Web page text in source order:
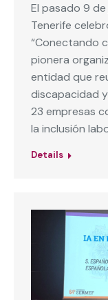
El pasado 9
Tenerife
“Conectando
pionera
entidad que
discapacidad
23 empresas
la inclusión
Details